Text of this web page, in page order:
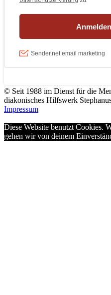
© Seit 1988 im Dienst für die
diakonisches Hilfswerk
Impressum
Diese Website benutzt Cookies.
gehen wir von deinem